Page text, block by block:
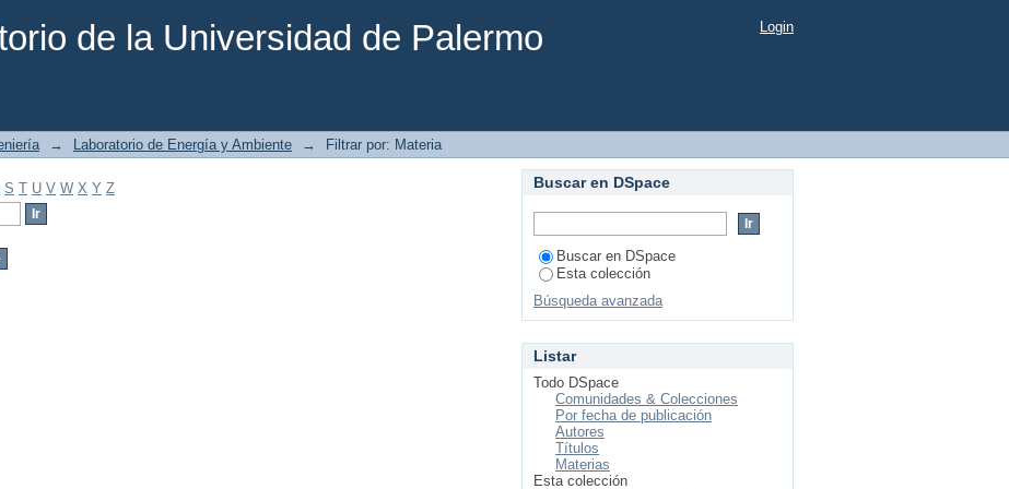
de la Universidad de Palermo Login
→ Laboratorio de Energía y Ambiente → Filtrar por: Materia
S T U V W X Y Z
Buscar en DSpace
Buscar en DSpace
Esta colección
Búsqueda avanzada
Listar
Todo DSpace
Comunidades & Colecciones
Por fecha de publicación
Autores
Títulos
Materias
Esta colección